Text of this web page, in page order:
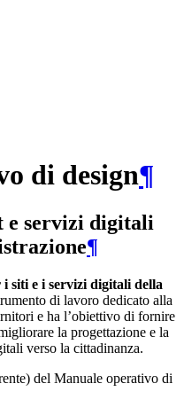
di design¶
e servizi digitali
¶
siti e i servizi digitali della
di lavoro dedicato alla
e ha l’obiettivo di fornire
la progettazione e la
verso la cittadinanza.
del Manuale operativo di